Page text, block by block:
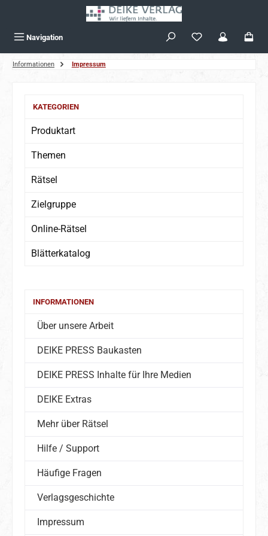
Navigation
Informationen Impressum
KATEGORIEN
Produktart
Themen
Rätsel
Zielgruppe
Online-Rätsel
Blätterkatalog
INFORMATIONEN
Über unsere Arbeit
DEIKE PRESS Baukasten
DEIKE PRESS Inhalte für Ihre Medien
DEIKE Extras
Mehr über Rätsel
Hilfe / Support
Häufige Fragen
Verlagsgeschichte
Impressum